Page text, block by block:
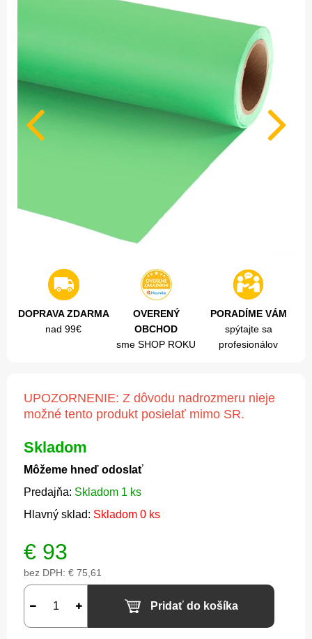
DOPRAVA ZDARMA
nad 99€
OVERENÝ
OBCHOD
sme SHOP ROKU
PORADÍME VÁM
spýtajte sa
profesionálov
UPOZORNENIE: Z dôvodu nadrozmeru nieje
možné tento produkt posielať mimo SR.
Skladom
Môžeme hneď odoslať
Predajňa: Skladom 1 ks
Hlavný sklad: Skladom 0 ks
€ 93
bez DPH: € 75,61
Pridať do košíka